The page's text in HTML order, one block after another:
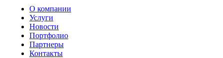
О компании
Услуги
Новости
Портфолио
Партнеры
Контакты